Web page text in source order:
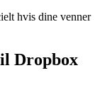
hvis dine venner
Dropbox